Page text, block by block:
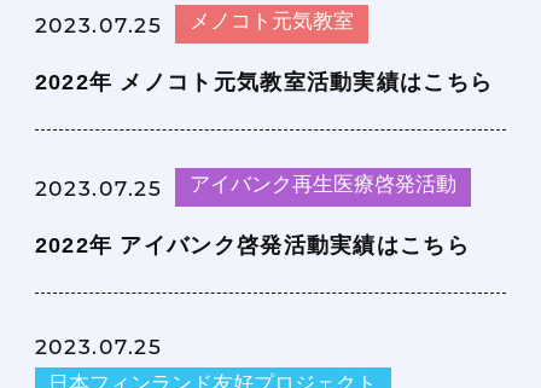
2023.07.25 メノコト元気教室
2022年 メノコト元気教室活動実績はこちら
2023.07.25 アイバンク再生医療啓発活動
2022年 アイバンク啓発活動実績はこちら
2023.07.25